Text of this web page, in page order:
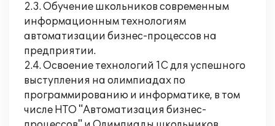
2.3. Обучение школьников современным
информационным технологиям
автоматизации бизнес-процессов на
предприятии.
2.4. Освоение технологий 1С для успешного
выступления на олимпиадах по
программированию и информатике, в том
числе НТО "Автоматизация бизнес-